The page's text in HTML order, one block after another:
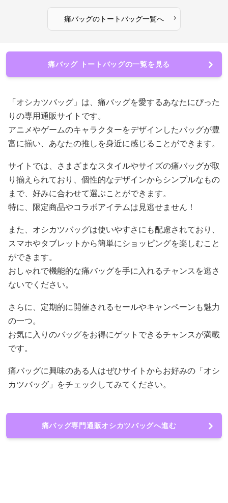
痛バッグのトートバッグ一覧へ ›
痛バッグ トートバッグの一覧を見る
「オシカツバッグ」は、痛バッグを愛するあなたにぴった
りの専用通販サイトです。
アニメやゲームのキャラクターをデザインしたバッグが豊
富に揃い、あなたの推しを身近に感じることができます。
サイトでは、さまざまなスタイルやサイズの痛バッグが取
り揃えられており、個性的なデザインからシンプルなもの
まで、好みに合わせて選ぶことができます。
特に、限定商品やコラボアイテムは見逃せません！
また、オシカツバッグは使いやすさにも配慮されており、
スマホやタブレットから簡単にショッピングを楽しむこと
ができます。
おしゃれで機能的な痛バッグを手に入れるチャンスを逃さ
ないでください。
さらに、定期的に開催されるセールやキャンペーンも魅力
の一つ。
お気に入りのバッグをお得にゲットできるチャンスが満載
です。
痛バッグに興味のある人はぜひサイトからお好みの「オシ
カツバッグ」をチェックしてみてください。
痛バッグ専門通販オシカツバッグへ進む